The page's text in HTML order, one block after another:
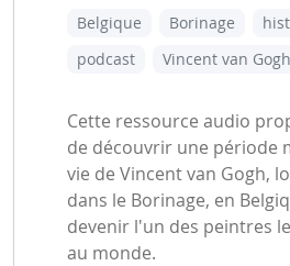
Belgique Borinage
podcast
Vincent van Gogh
Cette ressource audio
de découvrir une période
vie de Vincent van Gogh,
dans le Borinage, en
devenir l'un des peintres
au monde.